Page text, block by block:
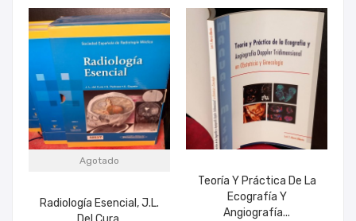
Agotado
Radiología Esencial, J.L.
Teoría Y Práctica De La
Ecografía Y
Angiografía...